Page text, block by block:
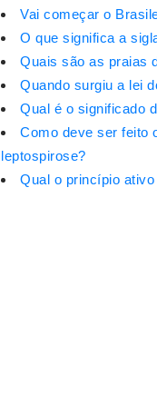
Vai começar o
O que significa a
Quais são as praias
Quando surgiu a lei
Qual é o significado
Como deve ser feito
leptospirose?
Qual o princípio